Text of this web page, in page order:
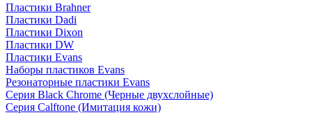
Пластики Brahner
Пластики Dadi
Пластики Dixon
Пластики DW
Пластики Evans
Наборы пластиков Evans
Резонаторные пластики Evans
Серия Black Chrome (Черные двухслойные)
Серия Calftone (Имитация кожи)